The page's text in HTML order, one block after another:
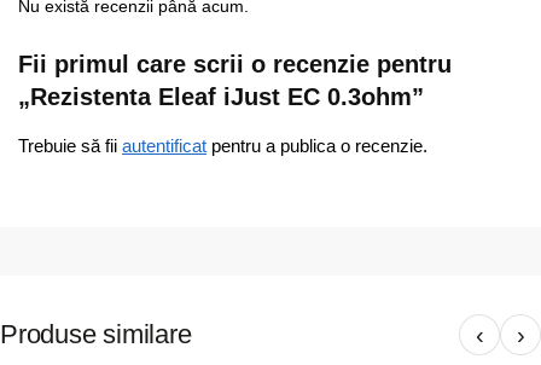
Nu există recenzii până acum.
Fii primul care scrii o recenzie pentru
„Rezistenta Eleaf iJust EC 0.3ohm”
Trebuie să fii autentificat pentru a publica o recenzie.
Produse similare ‹ ›